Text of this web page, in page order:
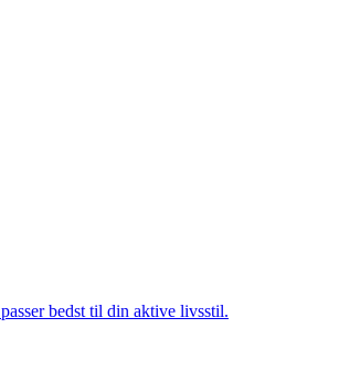
bedst til din aktive livsstil.